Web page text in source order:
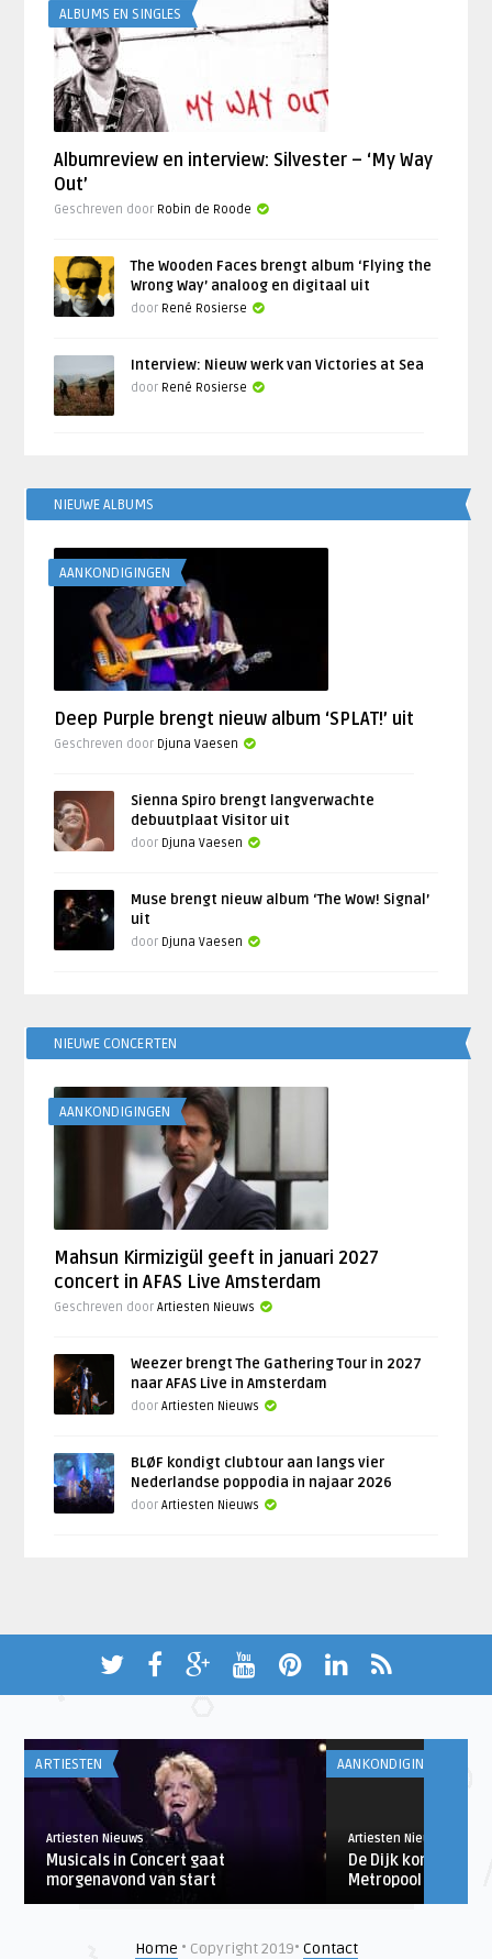
ALBUMS EN SINGLES
Albumreview en interview: Silvester – ‘My Way
Out’
Geschreven door Robin de Roode
The Wooden Faces brengt album ‘Flying the
Wrong Way’ analoog en digitaal uit
door René Rosierse
Interview: Nieuw werk van Victories at Sea
door René Rosierse
NIEUWE ALBUMS
AANKONDIGINGEN
Deep Purple brengt nieuw album ‘SPLAT!’ uit
Geschreven door Djuna Vaesen
Sienna Spiro brengt langverwachte
debuutplaat Visitor uit
door Djuna Vaesen
Muse brengt nieuw album ‘The Wow! Signal’
uit
door Djuna Vaesen
NIEUWE CONCERTEN
AANKONDIGINGEN
Mahsun Kirmizigül geeft in januari 2027
concert in AFAS Live Amsterdam
Geschreven doorArtiesten Nieuws
Weezer brengt The Gathering Tour in 2027
naar AFAS Live in Amsterdam
doorArtiesten Nieuws
BLØF kondigt clubtour aan langs vier
Nederlandse poppodia in najaar 2026
doorArtiesten Nieuws
ARTIESTEN
Artiesten Nieuws
Musicals in Concert gaat
morgenavond van start
AANKONDIGINGEN
Artiesten Nieuws
De Dijk komt voor
Metropool Hengelo
Home • Copyright 2019• Contact